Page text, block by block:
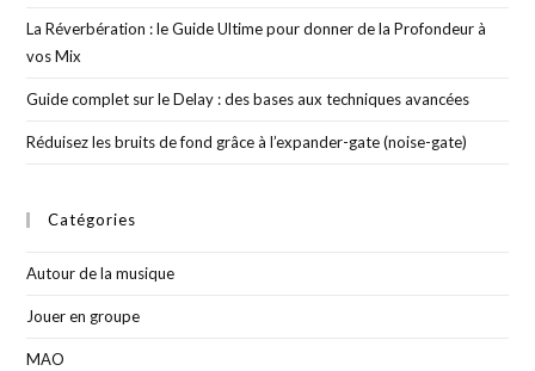
La Réverbération : le Guide Ultime pour donner de la Profondeur à
vos Mix
Guide complet sur le Delay : des bases aux techniques avancées
Réduisez les bruits de fond grâce à l’expander-gate (noise-gate)
Catégories
Autour de la musique
Jouer en groupe
MAO